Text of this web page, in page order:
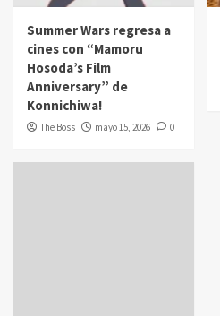
Summer Wars regresa a
cines con “Mamoru
Hosoda’s Film
Anniversary” de
Konnichiwa!
The Boss mayo 15, 2026 0